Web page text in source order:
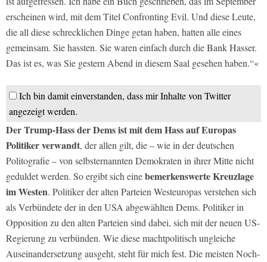
erscheinen wird, mit dem Titel Confronting Evil. Und diese Leute,
die all diese schrecklichen Dinge getan haben, hatten alle eines
gemeinsam. Sie hassten. Sie waren einfach durch die Bank Hasser.
Das ist es, was Sie gestern Abend in diesem Saal gesehen haben.“«
Ich bin damit einverstanden, dass mir Inhalte von Twitter
angezeigt werden.
Der Trump-Hass der Dems ist mit dem Hass auf Europas
Politiker verwandt, der allen gilt, die – wie in der deutschen
Politografie – von selbsternannten Demokraten in ihrer Mitte nicht
geduldet werden. So ergibt sich einebemerkenswerte Kreuzlage
im Westen. Politiker der alten Parteien Westeuropas verstehen sich
als Verbündete der in den USA abgewählten Dems. Politiker in
Opposition zu den alten Parteien sind dabei, sich mit der neuen US-
Regierung zu verbünden. Wie diese machtpolitisch ungleiche
Auseinandersetzung ausgeht, steht für mich fest. Die meisten Noch-